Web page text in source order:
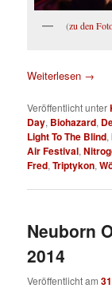
(zu den
Weiterlesen →
Veröffentlicht unter
Day, Biohazard,
Light To The Blind,
Air Festival,
Fred,Triptykon,
Neuborn
2014
Veröffentlicht am